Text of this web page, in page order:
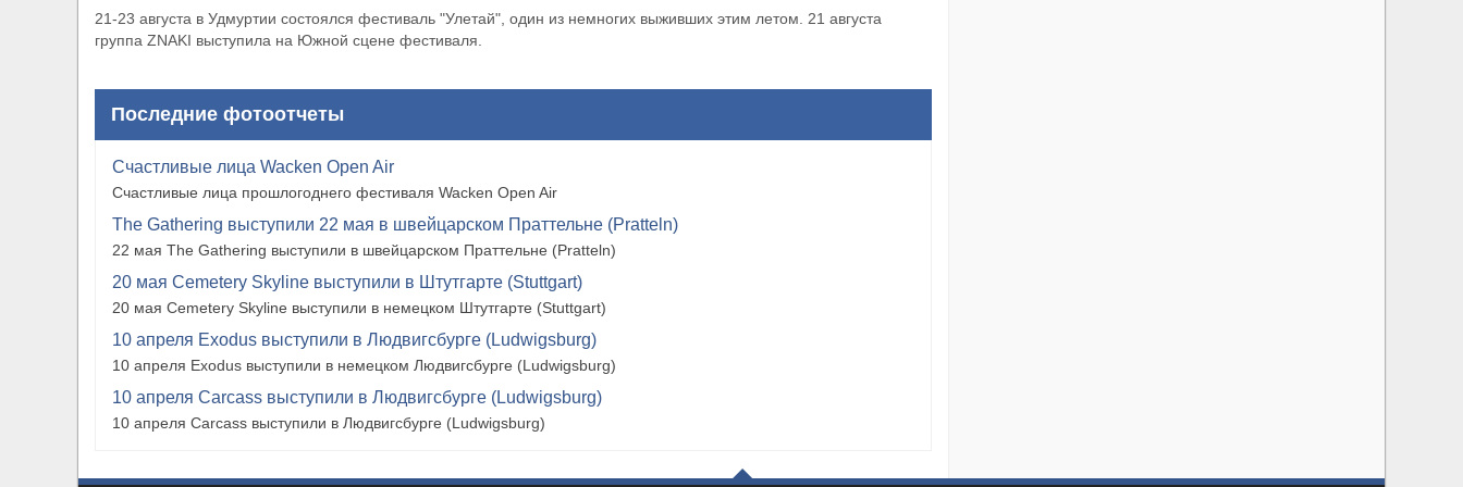
21-23 августа в Удмуртии состоялся фестиваль "Улетай", один из немногих выживших этим летом. 21 августа
группа ZNAKI выступила на Южной сцене фестиваля.
Последние фотоотчеты
Счастливые лица Wacken Open Air
Счастливые лица прошлогоднего фестиваля Wacken Open Air
The Gathering выступили 22 мая в швейцарском Праттельне (Pratteln)
22 мая The Gathering выступили в швейцарском Праттельне (Pratteln)
20 мая Cemetery Skyline выступили в Штутгарте (Stuttgart)
20 мая Cemetery Skyline выступили в немецком Штутгарте (Stuttgart)
10 апреля Exodus выступили в Людвигсбурге (Ludwigsburg)
10 апреля Exodus выступили в немецком Людвигсбурге (Ludwigsburg)
10 апреля Carcass выступили в Людвигсбурге (Ludwigsburg)
10 апреля Carcass выступили в Людвигсбурге (Ludwigsburg)